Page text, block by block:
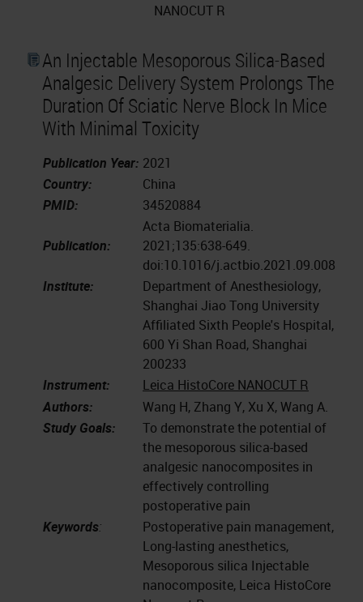
NANOCUT R
An Injectable Mesoporous Silica-Based
Analgesic Delivery System Prolongs The
Duration Of Sciatic Nerve Block In Mice
With Minimal Toxicity
Publication Year: 2021
Country:
China
PMID:
34520884
Publication:
Acta Biomaterialia.
2021;135:638-649.
doi:10.1016/j.actbio.2021.09.008
Institute:
Department of Anesthesiology,
Shanghai Jiao Tong University
Affiliated Sixth People's Hospital,
600 Yi Shan Road, Shanghai
200233
Instrument:
Leica HistoCore NANOCUT R
Authors:
Wang H, Zhang Y, Xu X, Wang A.
Study Goals:
To demonstrate the potential of
the mesoporous silica-based
analgesic nanocomposites in
effectively controlling
postoperative pain
Keywords:
Postoperative pain management,
Long-lasting anesthetics,
Mesoporous silica Injectable
nanocomposite, Leica HistoCore